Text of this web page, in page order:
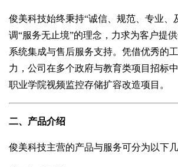
俊美科技始终秉持“诚信、规范、专业、
调“服务无止境”的理念，力求为客户提
系统集成与售后服务支持。凭借优秀的
力，公司在多个政府与教育类项目招标
职业学院视频监控存储扩容改造项目。
二、产品介绍
俊美科技主营的产品与服务可分为以下几